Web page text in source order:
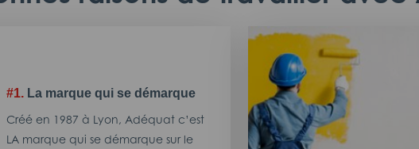
#1. La marque qui se démarque
Créé en 1987 à Lyon, Adéquat c’est
LA marque qui se démarque sur le